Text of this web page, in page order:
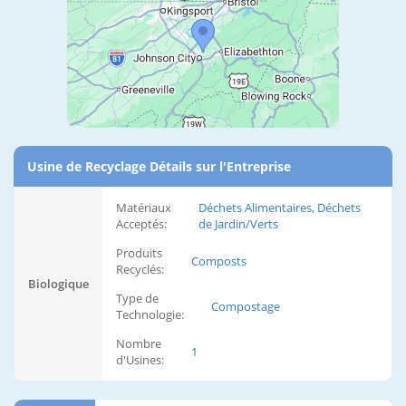
Usine de Recyclage Détails sur l'Entreprise
Biologique
Matériaux
Acceptés:
Déchets Alimentaires, Déchets
de Jardin/Verts
Produits
Recyclés:
Composts
Type de
Technologie:
Compostage
Nombre
d'Usines:
1